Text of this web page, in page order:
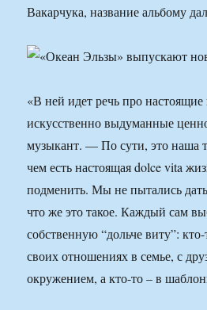
Вакарчука, название альбому
«В ней идет речь про
искусственно выдуманные
музыкант. — По сути, это наша
чем есть настоящая dolce vita
подменить. Мы не пытались
что же это такое. Каждый сам
собственную “дольче виту”:
своих отношениях в семье, с
окружением, а кто-то – в